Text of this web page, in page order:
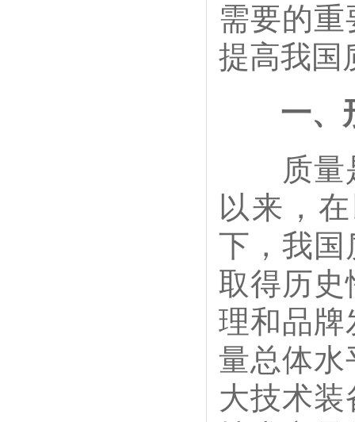
需要的
提高我国
一、
质量是
以来，
下，我国
取得历史
理和品牌
量总体水
大技术